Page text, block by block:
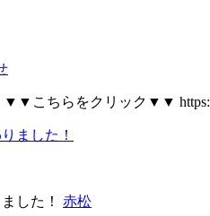
こちらをクリック▼▼ https://
した！ 赤松